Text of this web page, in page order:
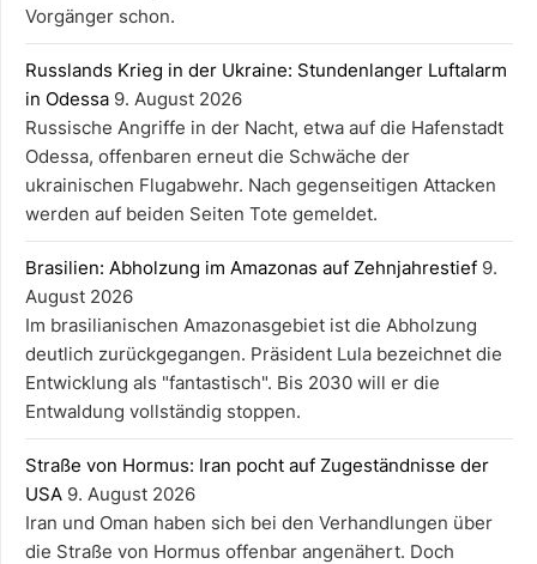
Vorgänger schon.
Russlands Krieg in der Ukraine: Stundenlanger Luftalarm
in Odessa 9. August 2026
Russische Angriffe in der Nacht, etwa auf die Hafenstadt
Odessa, offenbaren erneut die Schwäche der
ukrainischen Flugabwehr. Nach gegenseitigen Attacken
werden auf beiden Seiten Tote gemeldet.
Brasilien: Abholzung im Amazonas auf Zehnjahrestief 9.
August 2026
Im brasilianischen Amazonasgebiet ist die Abholzung
deutlich zurückgegangen. Präsident Lula bezeichnet die
Entwicklung als "fantastisch". Bis 2030 will er die
Entwaldung vollständig stoppen.
Straße von Hormus: Iran pocht auf Zugeständnisse der
USA 9. August 2026
Iran und Oman haben sich bei den Verhandlungen über
die Straße von Hormus offenbar angenähert. Doch